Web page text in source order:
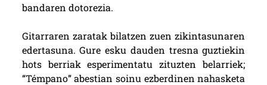
bandaren dotorezia.
Gitarraren zaratak bilatzen zuen zikintasunaren
edertasuna. Gure esku dauden tresna guztiekin
hots berriak esperimentatu zituzten belarriek;
“Témpano” abestian soinu ezberdinen nahasketa